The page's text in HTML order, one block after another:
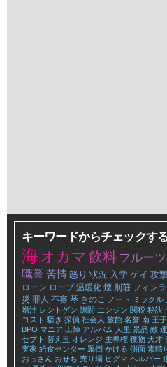
キーワードからチェックす
海 オカマ 飲料 フルーツ
職業 苦情 怒り 状況 入学 ゲイ 攻
ローン ロープ 温暖化 煙 別荘 フィン
災 罪人 不審 琴 きのこ ノート ミラクル
噌汁 レントゲン 隙間 エンジン 関税 秘訣
コスト 騒ぎ 探偵 社会人 旅館 名誉 南 王子
BPO マニア 出陣 アルバム 人里 景品 敵 運
セプト 替え玉 オレンジ 主導権 獲物 天才
実家 給食センター 罵倒 かける 側面 素晴
おっさん おせち 売り場 ヒグマ ヘルパー